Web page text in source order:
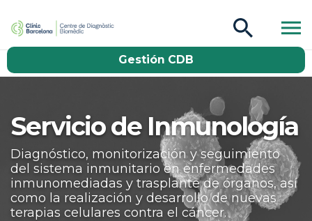
Gestión CDB
Servicio de Inmunología
Diagnóstico, monitorización y seguimiento
del sistema inmunitario en enfermedades
inmunomediadas y trasplante de órganos, así
como la realización y desarrollo de nuevas
terapias celulares contra el cáncer.